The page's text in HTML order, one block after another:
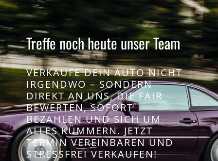
Treffe noch heute unser Team
VERKAUFE DEIN AUTO NICHT
IRGENDWO – SONDERN
DIREKT AN UNS, DIE FAIR
BEWERTEN, SOFORT
BEZAHLEN UND SICH UM
ALLES KÜMMERN. JETZT
TERMIN VEREINBAREN UND
STRESSFREI VERKAUFEN!